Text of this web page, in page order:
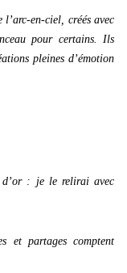
l’arc-en-ciel, créés avec
pour certains. Ils
pleines d’émotion
d’or : je le relirai avec
et partages comptent